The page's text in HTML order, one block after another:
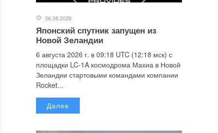
06.08.2026
Японский спутник запущен из
Новой Зеландии
6 августа 2026 г. в 09:18 UTC (12:18 мск) с
площадки LC-1A космодрома Махиа в Новой
Зеландии стартовыми командами компании
Rocket...
Далее